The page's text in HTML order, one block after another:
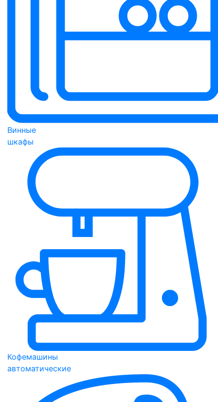
Винные
шкафы
Кофемашины
автоматические